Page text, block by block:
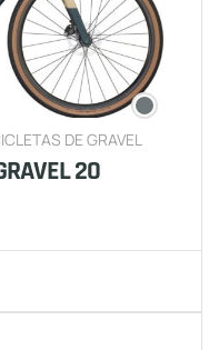
DE GRAVEL
20